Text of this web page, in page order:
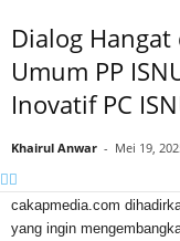
Dialog
Umum PP
Inovatif PC
Khairul Anwar - Mei 19,
cakapmedia.com
yang ingin